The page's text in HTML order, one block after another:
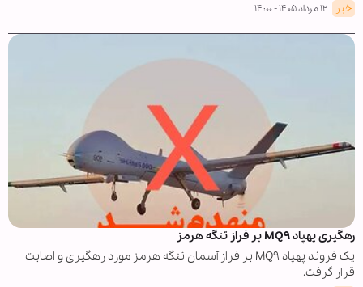
خبر ۱۲ مرداد ۱۴۰۵ - ۱۴:۰۰
رهگیری پهپاد MQ۹ بر فراز تنگه هرمز
یک فروند پهپاد MQ۹ بر فراز آسمان تنگه هرمز مورد رهگیری و اصابت
قرار گرفت.